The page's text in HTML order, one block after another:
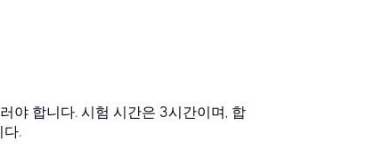
야 합니다. 시험 시간은 3시간이며, 합
다.